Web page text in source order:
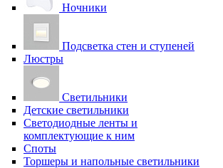
Ночники
Подсветка стен и ступеней
Люстры
Светильники
Детские светильники
Светодиодные ленты и
комплектующие к ним
Споты
Торшеры и напольные светильники